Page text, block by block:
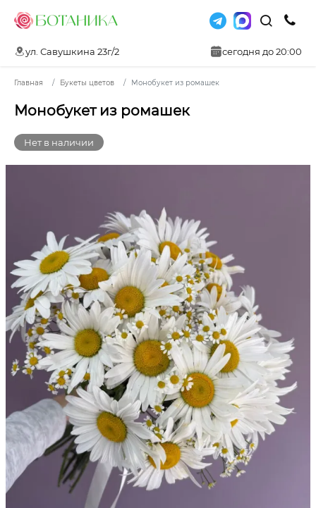
ул. Савушкина 23г/2 сегодня до 20:00
Главная Букеты цветов Монобукет из ромашек
Монобукет из ромашек
Нет в наличии